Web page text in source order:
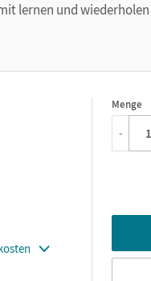
lernen und wiederholen
Menge
1
-